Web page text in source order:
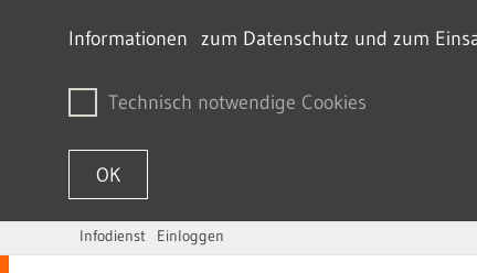
Informationen zum Datenschutz und zum
Technisch notwendige Cookies
OK
Zum Inhalt springen
Infodienst Einloggen